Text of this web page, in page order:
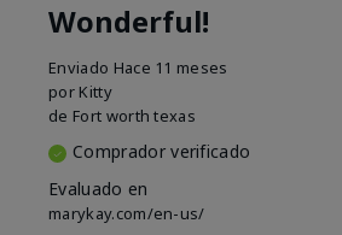
Wonderful!
Enviado Hace 11 meses
por Kitty
de Fort worth texas
Comprador verificado
Evaluado en
marykay.com/en-us/